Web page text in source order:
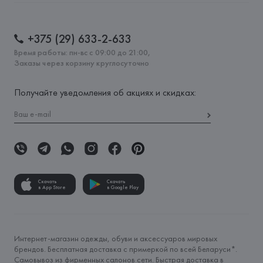
+375 (29) 633-2-633
Время работы: пн-вс с 09:00 до 21:00,
Заказы через корзину круглосуточно
Получайте уведомления об акциях и скидках:
Скачать
в App Store
Скачать
в Google Play
Интернет-магазин одежды, обуви и аксессуаров мировых
брендов. Бесплатная доставка с примеркой по всей Беларуси*.
Самовывоз из фирменных салонов сети. Быстрая доставка в